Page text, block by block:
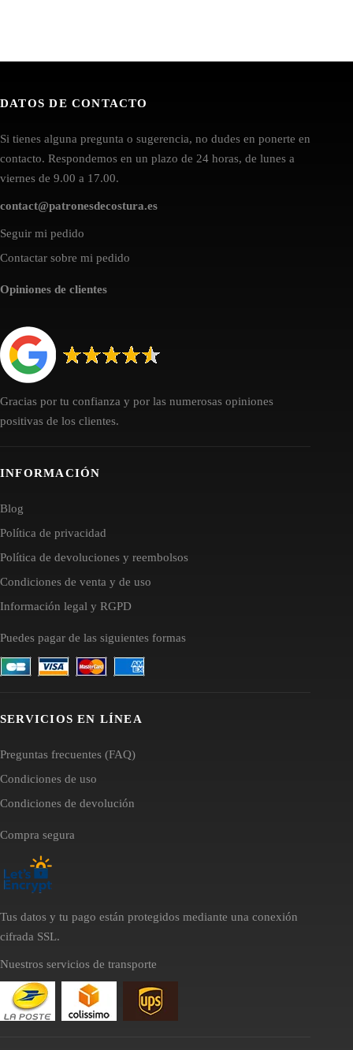
DATOS DE CONTACTO
Si tienes alguna pregunta o sugerencia, no dudes en ponerte en
contacto. Respondemos en un plazo de 24 horas, de lunes a
viernes de 9.00 a 17.00.
contact@patronesdecostura.es
Seguir mi pedido
Contactar sobre mi pedido
Opiniones de clientes
Gracias por tu confianza y por las numerosas opiniones
positivas de los clientes.
INFORMACIÓN
Blog
Política de privacidad
Política de devoluciones y reembolsos
Condiciones de venta y de uso
Información legal y RGPD
Puedes pagar de las siguientes formas
SERVICIOS EN LÍNEA
Preguntas frecuentes (FAQ)
Condiciones de uso
Condiciones de devolución
Compra segura
Tus datos y tu pago están protegidos mediante una conexión
cifrada SSL.
Nuestros servicios de transporte